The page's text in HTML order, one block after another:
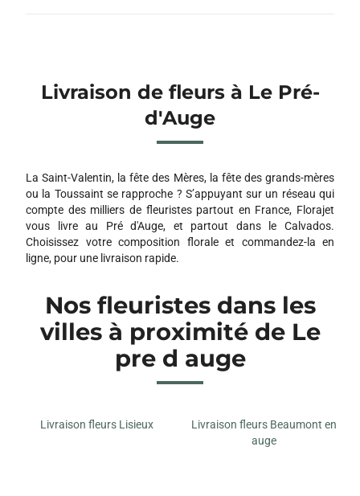
Livraison de fleurs à Le Pré-
d'Auge
La Saint-Valentin, la fête des Mères, la fête des grands-mères
ou la Toussaint se rapproche ? S’appuyant sur un réseau qui
compte des milliers de fleuristes partout en France, Florajet
vous livre au Pré d'Auge, et partout dans le Calvados.
Choisissez votre composition florale et commandez-la en
ligne, pour une livraison rapide.
Nos fleuristes dans les
villes à proximité de Le
pre d auge
Livraison fleurs Lisieux
Livraison fleurs Beaumont en
auge